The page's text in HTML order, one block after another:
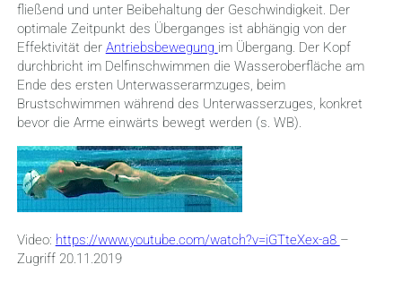
fließend und unter Beibehaltung der Geschwindigkeit. Der
optimale Zeitpunkt des Überganges ist abhängig von der
Effektivität der Antriebsbewegung im Übergang. Der Kopf
durchbricht im Delfinschwimmen die Wasseroberfläche am
Ende des ersten Unterwasserarmzuges, beim
Brustschwimmen während des Unterwasserzuges, konkret
bevor die Arme einwärts bewegt werden (s. WB).
Video: https://www.youtube.com/watch?v=iGTteXex-a8 –
Zugriff 20.11.2019